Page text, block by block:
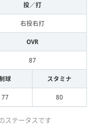
投／打
右投右打
OVR
87
球 スタミナ
77 80
ステータスです